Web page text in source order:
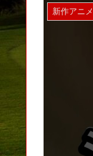
新作アニメ